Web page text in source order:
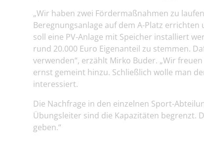
„Wir haben zwei Fördermaßnahmen zu
Beregnungsanlage auf dem A-Platz
soll eine PV-Anlage mit Speicher installiert
rund 20.000 Euro Eigenanteil zu stemmen.
verwenden“, erzählt Mirko Buder. „Wir
ernst gemeint hinzu. Schließlich wolle man
interessiert.
Die Nachfrage in den einzelnen Sport-
Übungsleiter sind die Kapazitäten begrenzt.
geben.“